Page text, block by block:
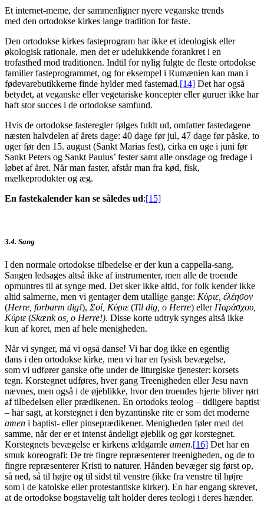
Et internet-meme, der sammenligner nyere veganske trends
med den ortodokse kirkes lange tradition for faste.
Den ortodokse kirkes fasteprogram har ikke et ideologisk eller
økologisk rationale, men det er udelukkende forankret i en
trofasthed mod traditionen. Indtil for nylig fulgte de fleste ortodokse
familier fasteprogrammet, og for eksempel i Rumænien kan man i
fødevarebutikkerne finde hylder med fastemad.[14] Det har også
betydet, at veganske eller vegetariske koncepter eller guruer ikke har
haft stor succes i de ortodokse samfund.
Hvis de ortodokse fasteregler følges fuldt ud, omfatter fastedagene
næsten halvdelen af årets dage: 40 dage før jul, 47 dage før påske, to
uger før den 15. august (Sankt Marias fest), cirka en uge i juni før
Sankt Peters og Sankt Paulus’ fester samt alle onsdage og fredage i
løbet af året. Når man faster, afstår man fra kød, fisk,
mælkeprodukter og æg.
En fastekalender kan se således ud:[15]
3.4. Sang
I den normale ortodokse tilbedelse er der kun a cappella-sang.
Sangen ledsages altså ikke af instrumenter, men alle de troende
opmuntres til at synge med. Det sker ikke altid, for folk kender ikke
altid salmerne, men vi gentager dem utallige gange: Κύριε, ἐλέησον
(Herre, forbarm dig!), Σοί, Κύριε (Til dig, o Herre) eller Παράσχου
Κύριε (Skænk os, o Herre!). Disse korte udtryk synges altså ikke
kun af koret, men af hele menigheden.
Når vi synger, må vi også danse! Vi har dog ikke en egentlig
dans i den ortodokse kirke, men vi har en fysisk bevægelse,
som vi udfører ganske ofte under de liturgiske tjenester: korsets
tegn. Korstegnet udføres, hver gang Treenigheden eller Jesu navn
nævnes, men også i de øjeblikke, hvor den troendes hjerte bliver rørt
af tilbedelsen eller prædikenen. En ortodoks teolog – tidligere baptist
– har sagt, at korstegnet i den byzantinske rite er som det moderne
amen i baptist- eller pinseprædikener. Menigheden føler med det
samme, når der er et intenst åndeligt øjeblik og gør korstegnet.
Korstegnets bevægelse er kirkens ældgamle amen.[16] Det har en
smuk koreografi: De tre fingre repræsenterer treenigheden, og de to
fingre repræsenterer Kristi to naturer. Hånden bevæger sig først op,
så ned, så til højre og til sidst til venstre (ikke fra venstre til højre
som i de katolske eller protestantiske kirker). En har engang skrevet,
at de ortodokse bogstavelig talt holder deres teologi i deres hænder.